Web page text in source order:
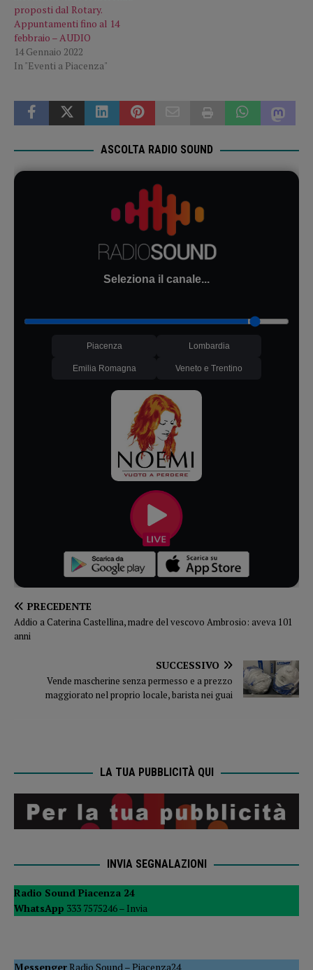
proposti dal Rotary.
Appuntamenti fino al 14
febbraio – AUDIO
14 Gennaio 2022
In "Eventi a Piacenza"
ASCOLTA RADIO SOUND
Seleziona il canale...
Piacenza Lombardia
Emilia Romagna Veneto e Trentino
PRECEDENTE
Addio a Caterina Castellina, madre del vescovo Ambrosio: aveva 101
anni
SUCCESSIVO
Vende mascherine senza permesso e a prezzo
maggiorato nel proprio locale, barista nei guai
LA TUA PUBBLICITÀ QUI
INVIA SEGNALAZIONI
Radio Sound Piacenza 24
WhatsApp 333 7575246 – Invia
MessengerRadio Sound –Piacenza24